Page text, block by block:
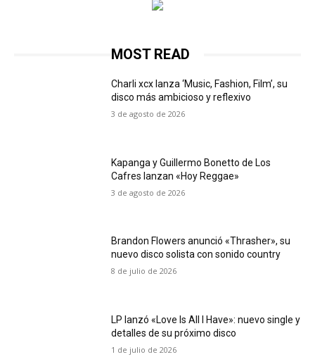
MOST READ
Charli xcx lanza ‘Music, Fashion, Film’, su
disco más ambicioso y reflexivo
3 de agosto de 2026
Kapanga y Guillermo Bonetto de Los
Cafres lanzan «Hoy Reggae»
3 de agosto de 2026
Brandon Flowers anunció «Thrasher», su
nuevo disco solista con sonido country
8 de julio de 2026
LP lanzó «Love Is All I Have»: nuevo single y
detalles de su próximo disco
1 de julio de 2026